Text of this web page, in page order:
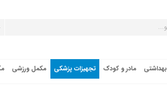
بهداشتی مادر و کودک تجهیزات پزشکی مکمل ورزشی